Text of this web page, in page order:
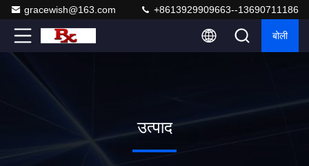
gracewish@163.com +8613929909663--13690711186
बोली
उत्पाद